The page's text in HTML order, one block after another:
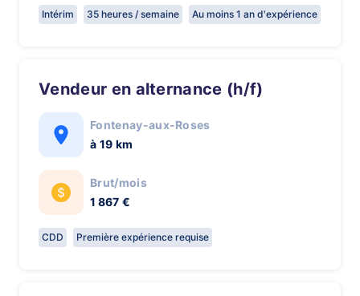
Intérim 35 heures / semaine Au moins 1 an d'expérience
Vendeur en alternance (h/f)
Fontenay-aux-Roses
à 19 km
Brut/mois
1 867 €
CDD Première expérience requise